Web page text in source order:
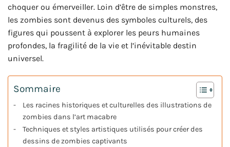
choquer ou émerveiller. Loin d’être de simples monstres,
les zombies sont devenus des symboles culturels, des
figures qui poussent à explorer les peurs humaines
profondes, la fragilité de la vie et l’inévitable destin
universel.
Sommaire
Les racines historiques et culturelles des illustrations de
zombies dans l’art macabre
Techniques et styles artistiques utilisés pour créer des
dessins de zombies captivants